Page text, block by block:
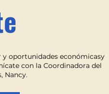
y oportunidades económicasy
con la Coordinadora del
Nancy.